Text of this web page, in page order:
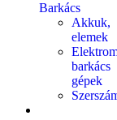
Barkács
Akkuk,
elemek
barkács
gépek